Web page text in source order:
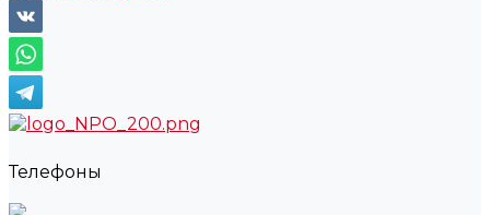
Телефоны